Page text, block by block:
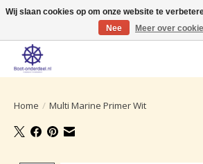
Ruime selectie producten voor uw boot
Home / Multi Marine Primer Wit
Wij slaan cookies op om onze website te
Nee
Meer over